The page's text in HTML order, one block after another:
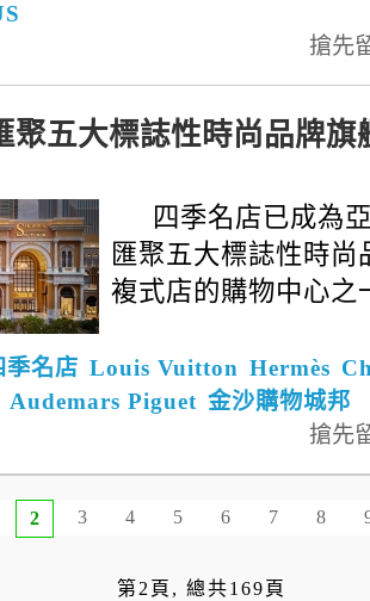
搶先
聚五大標誌性時尚品牌旗
四季名店已成為
匯聚五大標誌性時尚
複式店的購物中心之
季名店 Louis Vuitton Hermès
Audemars Piguet 金沙購物城邦
搶先
2 3 4 5 6 7 8
第2頁, 總共169頁